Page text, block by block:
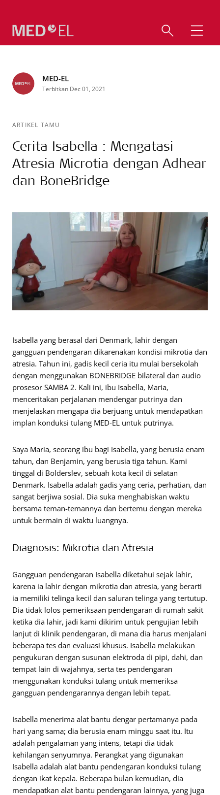
MED-EL
Terbitkan Dec 01, 2021
ARTIKEL TAMU
Cerita Isabella : Mengatasi
Atresia Microtia dengan Adhear
dan BoneBridge
Isabella yang berasal dari Denmark, lahir dengan
gangguan pendengaran dikarenakan kondisi mikrotia dan
atresia. Tahun ini, gadis kecil ceria itu mulai bersekolah
dengan menggunakan BONEBRIDGE bilateral dan audio
prosesor SAMBA 2. Kali ini, ibu Isabella, Maria,
menceritakan perjalanan mendengar putrinya dan
menjelaskan mengapa dia berjuang untuk mendapatkan
implan konduksi tulang MED-EL untuk putrinya.
Saya Maria, seorang ibu bagi Isabella, yang berusia enam
tahun, dan Benjamin, yang berusia tiga tahun. Kami
tinggal di Bolderslev, sebuah kota kecil di selatan
Denmark. Isabella adalah gadis yang ceria, perhatian, dan
sangat berjiwa sosial. Dia suka menghabiskan waktu
bersama teman-temannya dan bertemu dengan mereka
untuk bermain di waktu luangnya.
Diagnosis: Mikrotia dan Atresia
Gangguan pendengaran Isabella diketahui sejak lahir,
karena ia lahir dengan mikrotia dan atresia, yang berarti
ia memiliki telinga kecil dan saluran telinga yang tertutup.
Dia tidak lolos pemeriksaan pendengaran di rumah sakit
ketika dia lahir, jadi kami dikirim untuk pengujian lebih
lanjut di klinik pendengaran, di mana dia harus menjalani
beberapa tes dan evaluasi khusus. Isabella melakukan
pengukuran dengan susunan elektroda di pipi, dahi, dan
tempat lain di wajahnya, serta tes pendengaran
menggunakan konduksi tulang untuk memeriksa
gangguan pendengarannya dengan lebih tepat.
Isabella menerima alat bantu dengar pertamanya pada
hari yang sama; dia berusia enam minggu saat itu. Itu
adalah pengalaman yang intens, tetapi dia tidak
kehilangan senyumnya. Perangkat yang digunakan
Isabella adalah alat bantu pendengaran konduksi tulang
dengan ikat kepala. Beberapa bulan kemudian, dia
mendapatkan alat bantu pendengaran lainnya, yang juga